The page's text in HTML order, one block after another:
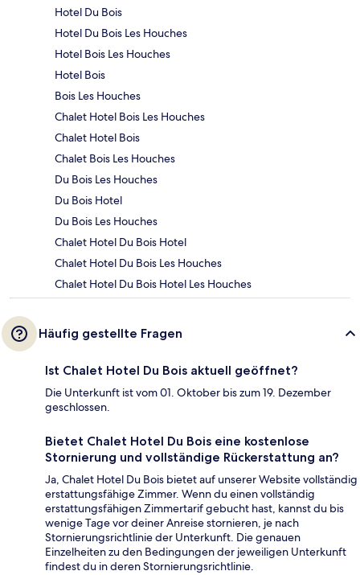
Hotel Du Bois
Hotel Du Bois Les Houches
Hotel Bois Les Houches
Hotel Bois
Bois Les Houches
Chalet Hotel Bois Les Houches
Chalet Hotel Bois
Chalet Bois Les Houches
Du Bois Les Houches
Du Bois Hotel
Du Bois Les Houches
Chalet Hotel Du Bois Hotel
Chalet Hotel Du Bois Les Houches
Chalet Hotel Du Bois Hotel Les Houches
Häufig gestellte Fragen
Ist Chalet Hotel Du Bois aktuell geöffnet?
Die Unterkunft ist vom 01. Oktober bis zum 19. Dezember
geschlossen.
Bietet Chalet Hotel Du Bois eine kostenlose
Stornierung und vollständige Rückerstattung an?
Ja, Chalet Hotel Du Bois bietet auf unserer Website vollständig
erstattungsfähige Zimmer. Wenn du einen vollständig
erstattungsfähigen Zimmertarif gebucht hast, kannst du bis
wenige Tage vor deiner Anreise stornieren, je nach
Stornierungsrichtlinie der Unterkunft. Die genauen
Einzelheiten zu den Bedingungen der jeweiligen Unterkunft
findest du in deren Stornierungsrichtlinie.